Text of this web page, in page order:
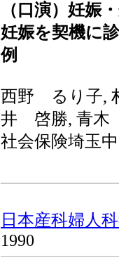
（口演）妊娠
妊娠を契機に
例
西野 るり子,
井 啓勝, 青
社会保険埼玉
日本産科婦人
1990